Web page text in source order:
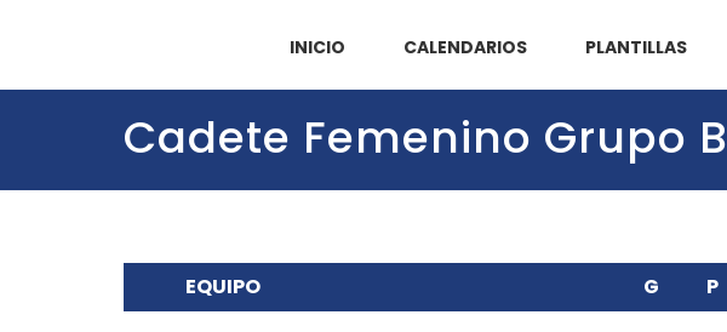
INICIO CALENDARIOS PLANTILLAS
Cadete Femenino Grupo B
EQUIPO G P